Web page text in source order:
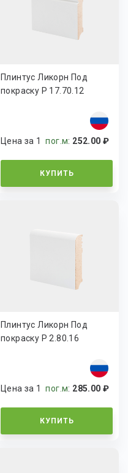
Плинтус Ликорн Под
покраску Р 17.70.12
Цена за 1пог.м: 252.00 ₽
КУПИТЬ
Плинтус Ликорн Под
покраску Р 2.80.16
Цена за 1пог.м: 285.00 ₽
КУПИТЬ